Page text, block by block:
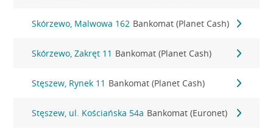
Skórzewo, Malwowa 162 Bankomat (Planet Cash)
Skórzewo, Zakręt 11 Bankomat (Planet Cash)
Stęszew, Rynek 11 Bankomat (Planet Cash)
Stęszew, ul. Kościańska 54a Bankomat (Euronet)